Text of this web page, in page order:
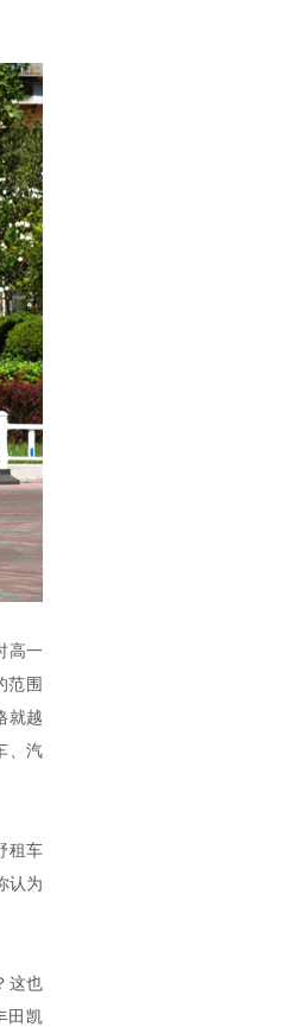
高一
范围
就越
、汽
租车
认为
这也
田凯